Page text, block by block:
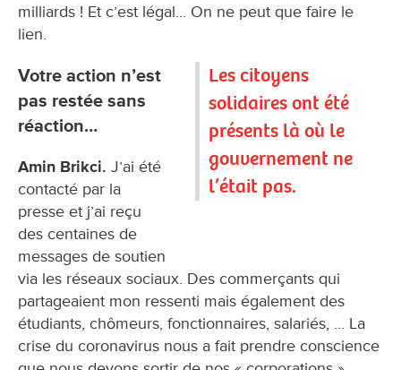
milliards ! Et c’est légal… On ne peut que faire le
lien.
Les citoyens
solidaires ont été
présents là où le
gouvernement ne
l’était pas.
Votre action n’est
pas restée sans
réaction…
Amin Brikci. J’ai été
contacté par la
presse et j’ai reçu
des centaines de
messages de soutien
via les réseaux sociaux. Des commerçants qui
partageaient mon ressenti mais également des
étudiants, chômeurs, fonctionnaires, salariés, … La
crise du coronavirus nous a fait prendre conscience